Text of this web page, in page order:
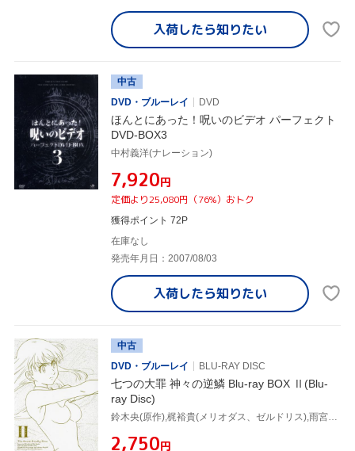
入荷したら知りたい
中古
DVD・ブルーレイ
DVD
ほんとにあった！呪いのビデオ パーフェクト
DVD-BOX3
中村義洋(ナレーション)
¥7,920円
定価より25,080円（76%）おトク
獲得ポイント 72P
在庫なし
発売年月日：2007/08/03
入荷したら知りたい
中古
DVD・ブルーレイ
BLU-RAY DISC
七つの大罪 神々の逆鱗 Blu-ray BOX Ⅱ(Blu-
ray Disc)
鈴木央(原作),梶裕貴(メリオダス、ゼルドリス),雨宮天(エリザベス),久野美咲(ホーク),澤野弘之(音楽),KOHTA YAMAMOTO(音楽),和田貴史(音楽)
¥2,750円